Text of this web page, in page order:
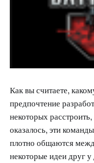
Как вы считаете,
предпочтение
некоторых
оказалось, эти
плотно общаются
некоторые идеи друг у